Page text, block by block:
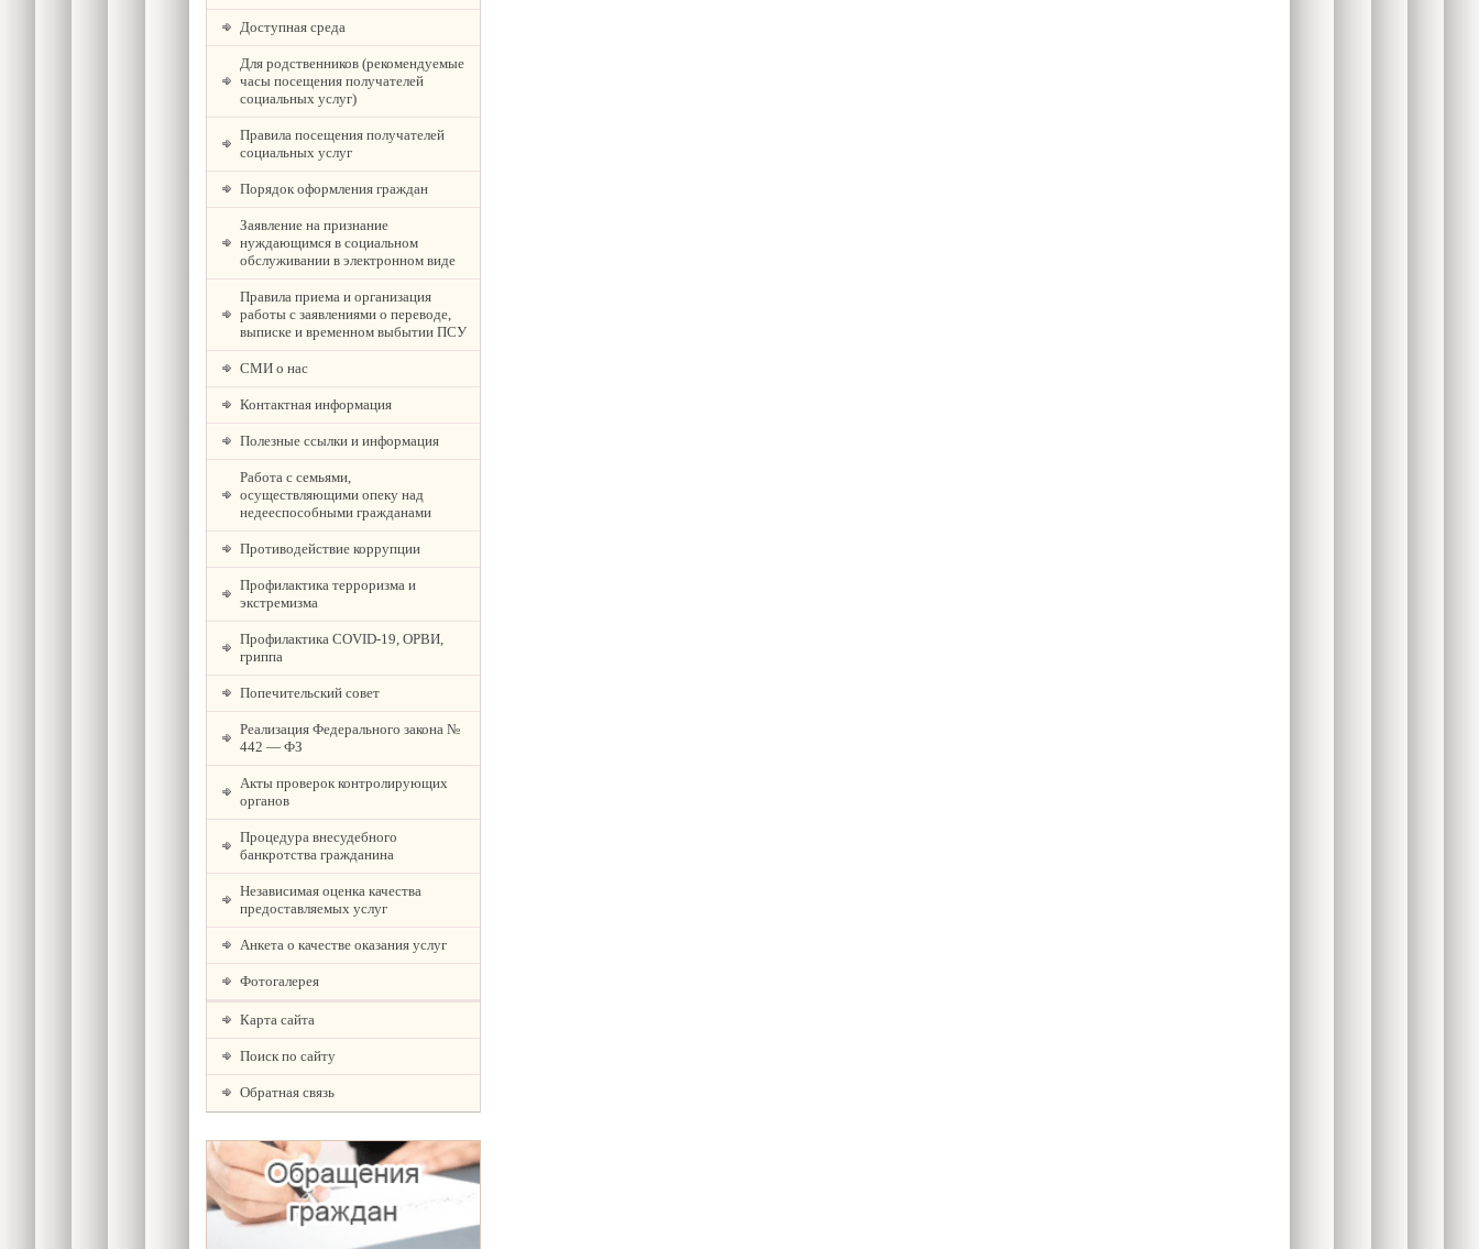
Доступная среда
Для родственников (рекомендуемые
часы посещения получателей
социальных услуг)
Правила посещения получателей
социальных услуг
Порядок оформления граждан
Заявление на признание
нуждающимся в социальном
обслуживании в электронном виде
Правила приема и организация
работы с заявлениями о переводе,
выписке и временном выбытии ПСУ
СМИ о нас
Контактная информация
Полезные ссылки и информация
Работа с семьями,
осуществляющими опеку над
недееспособными гражданами
Противодействие коррупции
Профилактика терроризма и
экстремизма
Профилактика COVID-19, ОРВИ,
гриппа
Попечительский совет
Реализация Федерального закона №
442 — ФЗ
Акты проверок контролирующих
органов
Процедура внесудебного
банкротства гражданина
Независимая оценка качества
предоставляемых услуг
Анкета о качестве оказания услуг
Фотогалерея
Карта сайта
Поиск по сайту
Обратная связь